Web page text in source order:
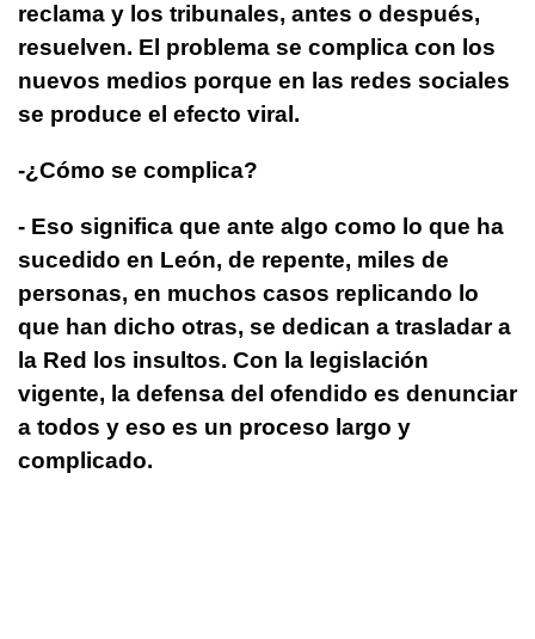
reclama y los tribunales, antes o después,
resuelven. El problema se complica con los
nuevos medios porque en las redes sociales
se produce el efecto viral.
-¿Cómo se complica?
- Eso significa que ante algo como lo que ha
sucedido en León, de repente, miles de
personas, en muchos casos replicando lo
que han dicho otras, se dedican a trasladar a
la Red los insultos. Con la legislación
vigente, la defensa del ofendido es denunciar
a todos y eso es un proceso largo y
complicado.